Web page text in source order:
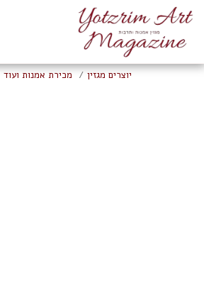
יוצרים מגזין מכירת אמנות ועוד